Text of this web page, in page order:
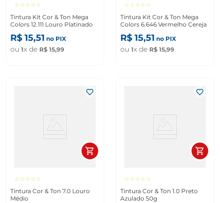
☆☆☆☆☆
Tintura Kit Cor & Ton Mega
Colors 12.111 Louro Platinado
R$ 15,51 no PIX
ou 1x de R$ 15,99
☆☆☆☆☆
Tintura Kit Cor & Ton Mega
Colors 6.646 Vermelho Cereja
R$ 15,51 no PIX
ou 1x de R$ 15,99
☆☆☆☆☆
Tintura Cor & Ton 7.0 Louro
Médio
☆☆☆☆☆
Tintura Cor & Ton 1.0 Preto
Azulado 50g